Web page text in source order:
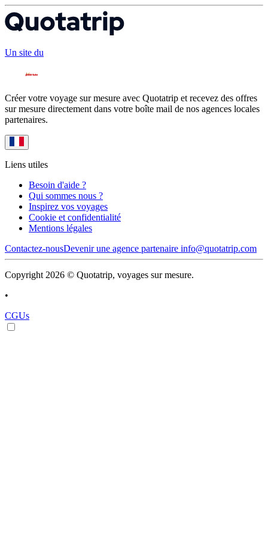
Un site du
Créer votre voyage sur mesure avec Quotatrip et recevez des offres
sur mesure directement dans votre boîte mail de nos agences locales
partenaires.
Liens utiles
Besoin d'aide ?
Qui sommes nous ?
Inspirez vos voyages
Cookie et confidentialité
Mentions légales
Contactez-nousDevenir une agence partenaire info@quotatrip.com
Copyright 2026 © Quotatrip, voyages sur mesure.
•
CGUs